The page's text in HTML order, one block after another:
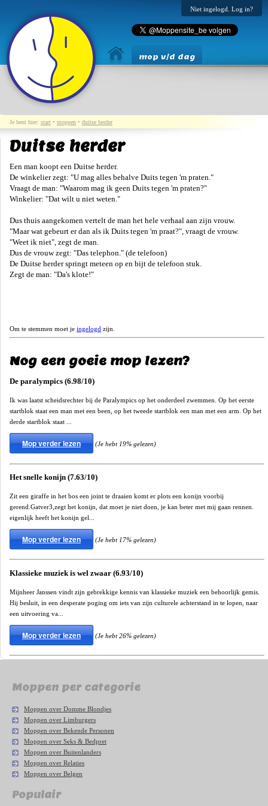
Niet ingelogd. Log in?
mop v/d dag
Je bent hier: start • moppen • duitse herder
Duitse herder
Een man koopt een Duitse herder.
De winkelier zegt: "U mag alles behalve Duits tegen 'm praten."
Vraagt de man: "Waarom mag ik geen Duits tegen 'm praten?"
Winkelier: "Dat wilt u niet weten."
Dus thuis aangekomen vertelt de man het hele verhaal aan zijn vrouw.
"Maar wat gebeurt er dan als ik Duits tegen 'm praat?", vraagt de vrouw.
"Weet ik niet", zegt de man.
Dus de vrouw zegt: "Das telephon." (de telefoon)
De Duitse herder springt meteen op en bijt de telefoon stuk.
Zegt de man: "Da's klote!"
Om te stemmen moet je ingelogd zijn.
Nog een goeie mop lezen?
De paralympics (6.98/10)
Ik was laatst scheidsrechter bij de Paralympics op het onderdeel zwemmen. Op het eerste
startblok staat een man met een been, op het tweede startblok een man met een arm. Op het
derde startblok staat ...
Mop verder lezen (Je hebt 19% gelezen)
Het snelle konijn (7.63/10)
Zit een giraffe in het bos een joint te draaien komt er plots een konijn voorbij
gerend.Gatver3,zegt het konijn, dat moet je niet doen, je kan beter met mij gaan rennen.
eigenlijk heeft het konijn gel...
Mop verder lezen (Je hebt 17% gelezen)
Klassieke muziek is wel zwaar (6.93/10)
Mijnheer Janssen vindt zijn gebrekkige kennis van klassieke muziek een behoorlijk gemis.
Hij besluit, in een desperate poging om iets van zijn culturele achterstand in te lopen, naar
een uitvoering va...
Mop verder lezen (Je hebt 26% gelezen)
Moppen per categorie
Moppen over Domme Blondjes
Moppen over Limburgers
Moppen over Bekende Personen
Moppen over Seks & Bedpret
Moppen over Buitenlanders
Moppen over Relaties
Moppen over Belgen
Populair